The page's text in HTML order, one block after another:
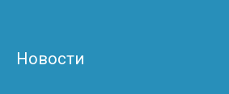
Новости